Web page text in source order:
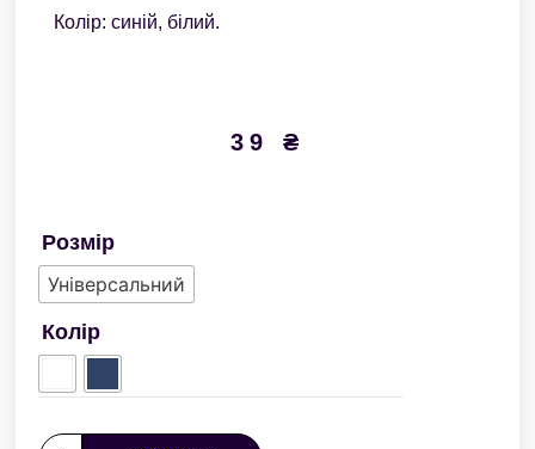
Колір: синій, білий.
39 ₴
Розмір
Універсальний
Колір